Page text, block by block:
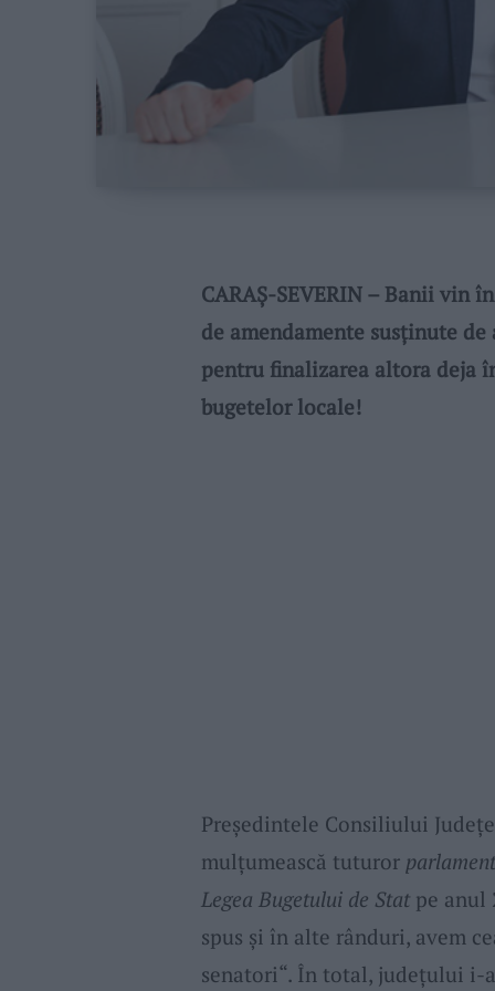
CARAŞ-SEVERIN – Banii vin
de amendamente susținute
pentru finalizarea altora deja
bugetelor locale!
Președintele Consiliului
mulțumească tuturor
Legea Bugetului de Statpe anul
spus și în alte rânduri, avem
senatori“. În total, județului i-